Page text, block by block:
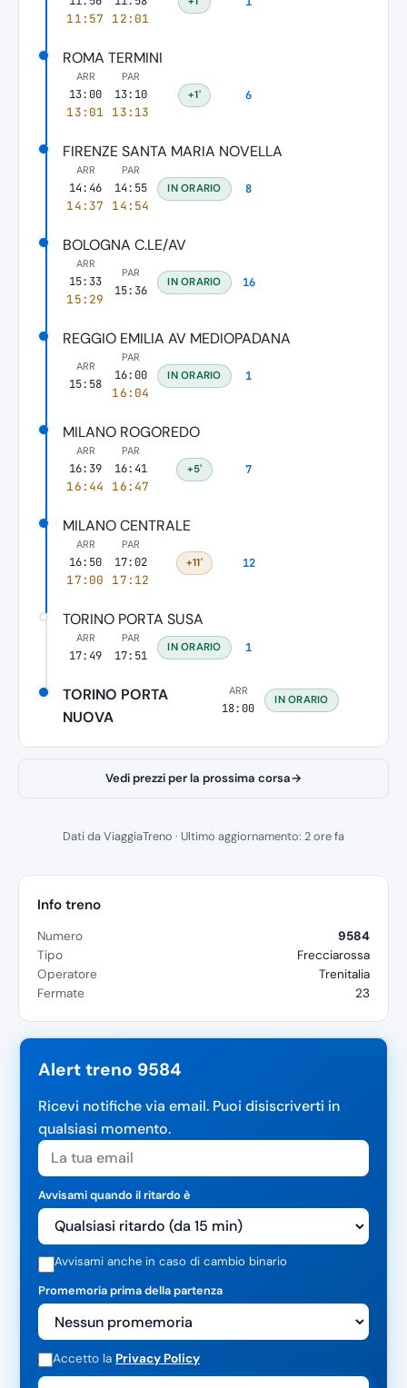
11:57 12:01
ROMA TERMINI
ARR
13:00
13:01
PAR
13:10
13:13
+1' 6
FIRENZE SANTA MARIA NOVELLA
ARR
14:46
14:37
PAR
14:55
14:54
IN ORARIO 8
BOLOGNA C.LE/AV
ARR
15:33
15:29
PAR
15:36
IN ORARIO 16
REGGIO EMILIA AV MEDIOPADANA
ARR
15:58
PAR
16:00
16:04
IN ORARIO 1
MILANO ROGOREDO
ARR
16:39
16:44
PAR
16:41
16:47
+5' 7
MILANO CENTRALE
ARR
16:50
17:00
PAR
17:02
17:12
+11' 12
TORINO PORTA SUSA
ARR
17:49
PAR
17:51
IN ORARIO 1
TORINO PORTA
NUOVA
ARR
18:00
IN ORARIO
Vedi prezzi per la prossima corsa→
Dati da ViaggiaTreno · Ultimo aggiornamento: 2 ore fa
Info treno
Numero
9584
Tipo
Frecciarossa
Operatore
Trenitalia
Fermate
23
Alert treno 9584
Ricevi notifiche via email. Puoi disiscriverti in
qualsiasi momento.
Avvisami quando il ritardo è
Avvisami anche in caso di cambio binario
Promemoria prima della partenza
Accetto la Privacy Policy